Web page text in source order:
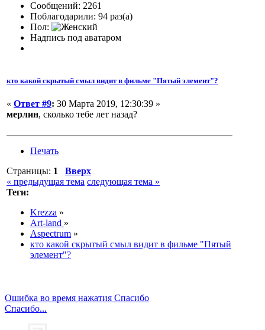
Сообщений: 2261
Поблагодарили: 94 раз(а)
Пол:
Надпись под аватаром
кто какой скрытый смыл видит в фильме "Пятый элемент"?
« Ответ #9: 30 Марта 2019, 12:30:39 »
мерлин, сколько тебе лет назад?
Печать
Страницы: 1
Вверх
« предыдущая тема следующая тема »
Теги:
Krezza »
Art-land »
Aspectrum »
кто какой скрытый смыл видит в фильме "Пятый
элемент"?
Ошибка во время нажатия Спасибо
Спасибо...